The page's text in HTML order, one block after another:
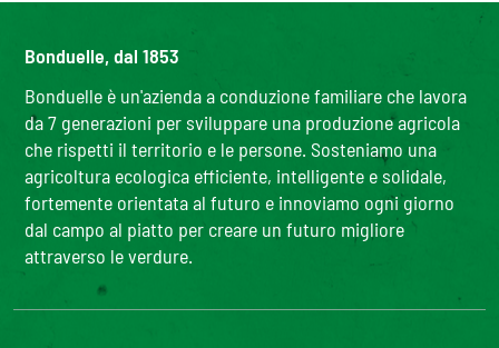
Bonduelle, dal 1853
Bonduelle è un'azienda a conduzione familiare che lavora
da 7 generazioni per sviluppare una produzione agricola
che rispetti il territorio e le persone. Sosteniamo una
agricoltura ecologica efficiente, intelligente e solidale,
fortemente orientata al futuro e innoviamo ogni giorno
dal campo al piatto per creare un futuro migliore
attraverso le verdure.